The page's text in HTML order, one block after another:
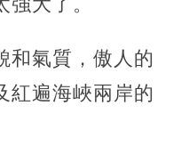
和氣質，傲人的
紅遍海峽兩岸的